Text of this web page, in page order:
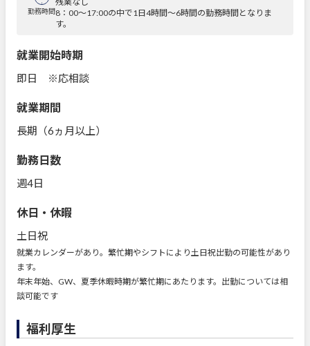
勤務時間8：00～17:00の中で1日4時間～6時間の勤務時間となりま
す。
就業開始時期
即日 ※応相談
就業期間
長期（6ヵ月以上）
勤務日数
週4日
休日・休暇
土日祝
就業カレンダーがあり。繁忙期やシフトにより土日祝出勤の可能性があり
ます。
年末年始、GW、夏季休暇時期が繁忙期にあたります。出勤については相
談可能です
福利厚生